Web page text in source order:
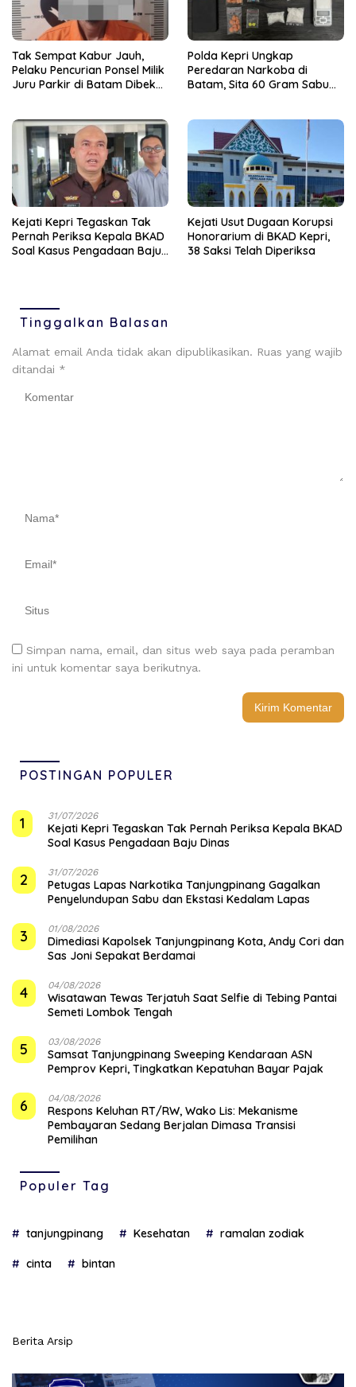
Tak Sempat Kabur Jauh,
Pelaku Pencurian Ponsel Milik
Juru Parkir di Batam Dibekuk
Polda Kepri Ungkap
Peredaran Narkoba di
Batam, Sita 60 Gram Sabu
Kejati Kepri Tegaskan Tak
Pernah Periksa Kepala BKAD
Soal Kasus Pengadaan Baju
Kejati Usut Dugaan Korupsi
Honorarium di BKAD Kepri,
38 Saksi Telah Diperiksa
Tinggalkan Balasan
Alamat email Anda tidak akan dipublikasikan. Ruas yang wajib
ditandai *
Simpan nama, email, dan situs web saya pada peramban
ini untuk komentar saya berikutnya.
POSTINGAN POPULER
1 31/07/2026
Kejati Kepri Tegaskan Tak Pernah Periksa Kepala BKAD
Soal Kasus Pengadaan Baju Dinas
2 31/07/2026
Petugas Lapas Narkotika Tanjungpinang Gagalkan
Penyelundupan Sabu dan Ekstasi Kedalam Lapas
3 01/08/2026
Dimediasi Kapolsek Tanjungpinang Kota, Andy Cori dan
Sas Joni Sepakat Berdamai
4 04/08/2026
Wisatawan Tewas Terjatuh Saat Selfie di Tebing Pantai
Semeti Lombok Tengah
5 03/08/2026
Samsat Tanjungpinang Sweeping Kendaraan ASN
Pemprov Kepri, Tingkatkan Kepatuhan Bayar Pajak
6 04/08/2026
‎Respons Keluhan RT/RW, Wako Lis: Mekanisme
Pembayaran Sedang Berjalan Dimasa Transisi
Pemilihan
Populer Tag
tanjungpinang Kesehatan ramalan zodiak
cinta bintan
Berita Arsip